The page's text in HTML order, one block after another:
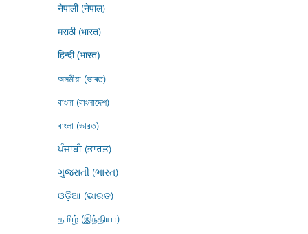
नेपाली (नेपाल)
मराठी (भारत)
हिन्दी (भारत)
অসমীয়া (ভাৰত)
বাংলা (বাংলাদেশ)
বাংলা (ভারত)
ਪੰਜਾਬੀ (ਭਾਰਤ)
ગુજરાતી (ભારત)
ଓଡ଼ିଆ (ଭାରତ)
தமிழ் (இந்தியா)